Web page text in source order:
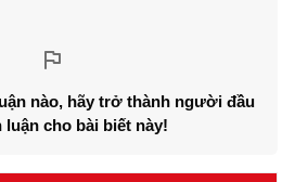
nào, hãy trở thành người đầu
luận cho bài biết này!